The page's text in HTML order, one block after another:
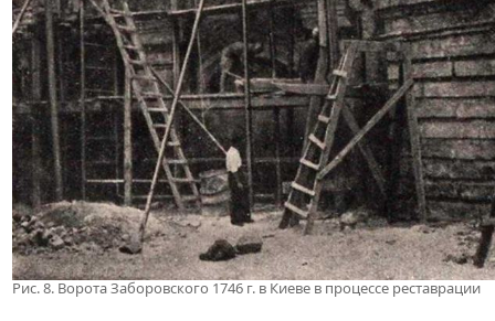
Рис. 8. Ворота Заборовского 1746 г. в Киеве в процессе реставрации